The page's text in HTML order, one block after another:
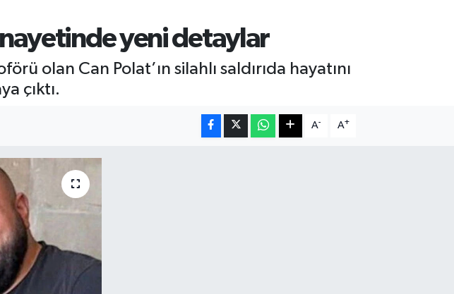
yeni detaylar
olan Can Polat’ın silahlı saldırıda hayatını
çıktı.
A- A+